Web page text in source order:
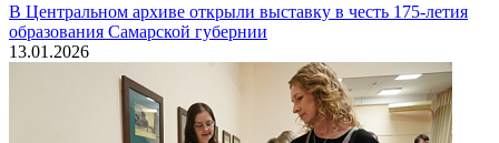
В Центральном архиве открыли выставку в честь 175-летия
образования Самарской губернии
13.01.2026